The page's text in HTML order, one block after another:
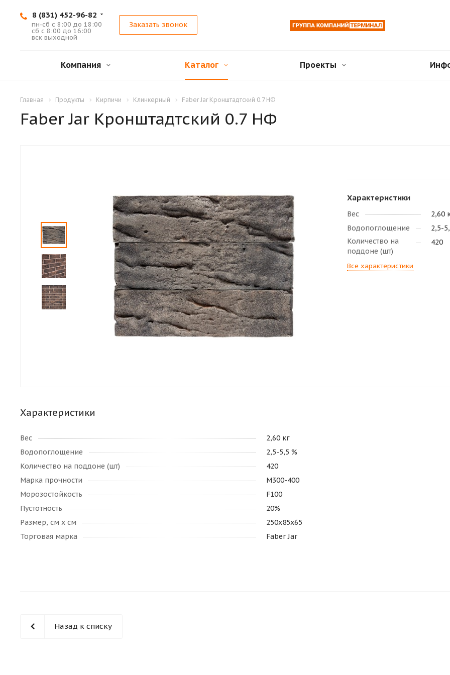
8 (831) 452-96-82
пн-сб с 8:00 до 18:00
сб с 8:00 до 16:00
вск выходной
Заказать звонок
Компания Каталог Проекты
Главная Продукты Кирпичи Клинкерный Faber Jar Кронштадтский 0.7 НФ
Faber Jar Кронштадтский 0.7 НФ
Характеристики
Вес
2,60
Водопоглощение
2,5-
Количество на
поддоне (шт)
420
Все характеристики
Характеристики
Вес
2,60 кг
Водопоглощение
2,5-5,5 %
Количество на поддоне (шт)
420
Марка прочности
M300-400
Морозостойкость
F100
Пустотность
20%
Размер, см х см
250х85х65
Торговая марка
Faber Jar
Назад к списку